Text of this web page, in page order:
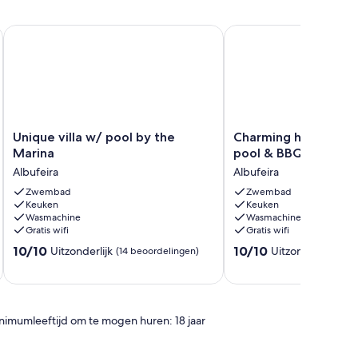
Unique
villa
pool
by
the
Marina
Albufeira
Unique villa w/ pool by the
Marina
Albufeira
Zwembad
Keuken
Wasmachine
Gratis wifi
10.0
beoordelingen)
10/10 Uitzonderlijk (14 beoordelingen)
Unique villa w/ pool by the Marina
Charming
house
w/
heatable
pool
&
BBQ
Albufeira
Charming house w/
pool & BBQ
Albufeira
Zwembad
Keuken
Wasmachine
Gratis wifi
10.0
10/10 Uitzonderlijk
Charming house w/
om te mogen huren: 18 jaar